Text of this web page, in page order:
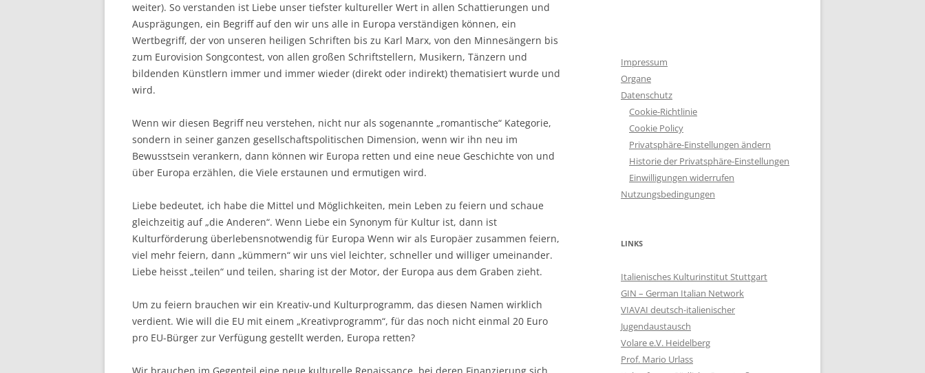
weiter). So verstanden ist Liebe unser tiefster kultureller Wert in allen Schattierungen und
Ausprägungen, ein Begriff auf den wir uns alle in Europa verständigen können, ein
Wertbegriff, der von unseren heiligen Schriften bis zu Karl Marx, von den Minnesängern bis
zum Eurovision Songcontest, von allen großen Schriftstellern, Musikern, Tänzern und
bildenden Künstlern immer und immer wieder (direkt oder indirekt) thematisiert wurde und
wird.
Wenn wir diesen Begriff neu verstehen, nicht nur als sogenannte „romantische“ Kategorie,
sondern in seiner ganzen gesellschaftspolitischen Dimension, wenn wir ihn neu im
Bewusstsein verankern, dann können wir Europa retten und eine neue Geschichte von und
über Europa erzählen, die Viele erstaunen und ermutigen wird.
Liebe bedeutet, ich habe die Mittel und Möglichkeiten, mein Leben zu feiern und schaue
gleichzeitig auf „die Anderen“. Wenn Liebe ein Synonym für Kultur ist, dann ist
Kulturförderung überlebensnotwendig für Europa Wenn wir als Europäer zusammen feiern,
viel mehr feiern, dann „kümmern“ wir uns viel leichter, schneller und williger umeinander.
Liebe heisst „teilen“ und teilen, sharing ist der Motor, der Europa aus dem Graben zieht.
Um zu feiern brauchen wir ein Kreativ-und Kulturprogramm, das diesen Namen wirklich
verdient. Wie will die EU mit einem „Kreativprogramm“, für das noch nicht einmal 20 Euro
pro EU-Bürger zur Verfügung gestellt werden, Europa retten?
Impressum
Organe
Datenschutz
Cookie-Richtlinie
Cookie Policy
Privatsphäre-Einstellungen ändern
Historie der Privatsphäre-Einstellungen
Einwilligungen widerrufen
Nutzungsbedingungen
LINKS
Italienisches Kulturinstitut Stuttgart
GIN – German Italian Network
VIAVAI deutsch-italienischer
Jugendaustausch
Volare e.V. Heidelberg
Prof. Mario Urlass